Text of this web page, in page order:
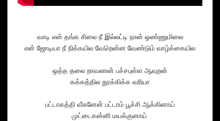
வாடி என் தங்க சிலை நீ இல்லட்டி நான் ஒண்ணுமிலை
என் ஜோடியா நீ நிக்கயில வேறென்ன வேண்டும் வாழ்க்கையில
ஒத்த தலை றாவணன் பச்சபுள்ள ஆவுறன்
கக்கத்தில தூக்கிக்க வரியா
பட்டாகத்தி வீசுனேன் பட்டாம் பூச்சி ஆக்கினாய்
முட்டைகன்னி மயக்குனாய்